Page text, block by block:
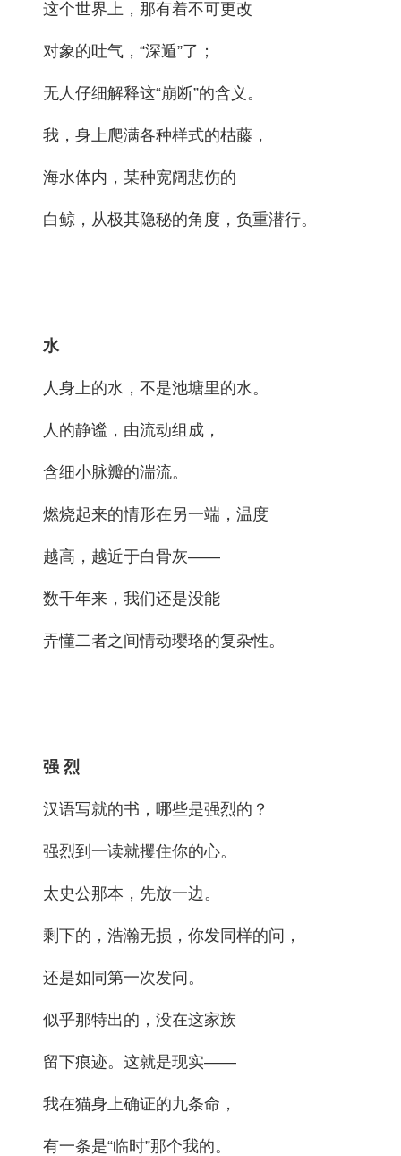
这个世界上，那有着不可更改
对象的吐气，“深遁”了；
无人仔细解释这“崩断”的含义。
我，身上爬满各种样式的枯藤，
海水体内，某种宽阔悲伤的
白鲸，从极其隐秘的角度，负重潜行。
水
人身上的水，不是池塘里的水。
人的静谧，由流动组成，
含细小脉瓣的湍流。
燃烧起来的情形在另一端，温度
越高，越近于白骨灰——
数千年来，我们还是没能
弄懂二者之间情动璎珞的复杂性。
强 烈
汉语写就的书，哪些是强烈的？
强烈到一读就攫住你的心。
太史公那本，先放一边。
剩下的，浩瀚无损，你发同样的问，
还是如同第一次发问。
似乎那特出的，没在这家族
留下痕迹。这就是现实——
我在猫身上确证的九条命，
有一条是“临时”那个我的。